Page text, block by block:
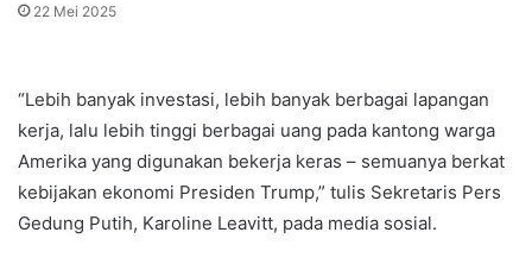
22 Mei 2025
“Lebih banyak investasi, lebih banyak berbagai lapangan
kerja, lalu lebih tinggi berbagai uang pada kantong warga
Amerika yang digunakan bekerja keras – semuanya berkat
kebijakan ekonomi Presiden Trump,” tulis Sekretaris Pers
Gedung Putih, Karoline Leavitt, pada media sosial.